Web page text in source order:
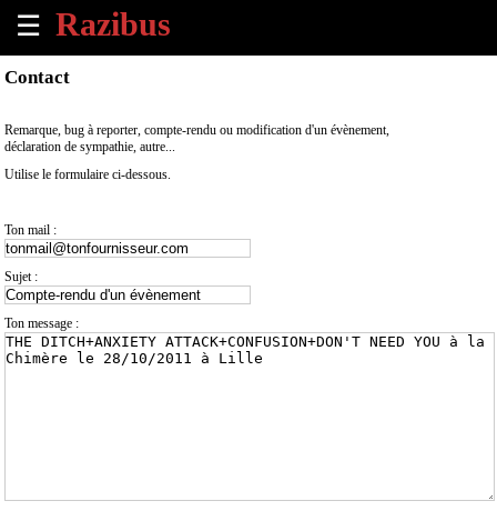
☰
×
les
venir
Annoncer
évènement
Contact
Remarque, bug à reporter, compte-rendu ou modification d'un évènement,
déclaration de sympathie, autre...
Utilise le formulaire ci-dessous.
Ton mail :
Sujet :
Ton message :